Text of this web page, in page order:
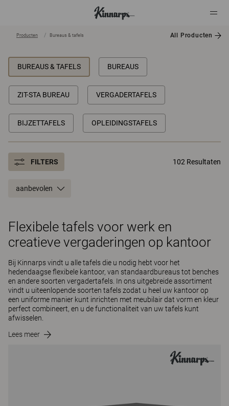
Producten Bureaus & tafels All Producten
BUREAUS & TAFELS BUREAUS
ZIT-STA BUREAU VERGADERTAFELS
BIJZETTAFELS OPLEIDINGSTAFELS
FILTERS 102 Resultaten
aanbevolen
Flexibele tafels voor werk en
creatieve vergaderingen op kantoor
Bij Kinnarps vindt u alle tafels die u nodig hebt voor het
hedendaagse flexibele kantoor, van standaardbureaus tot benches
en andere soorten vergadertafels. In ons uitgebreide assortiment
vindt u uiteenlopende soorten tafels zodat u heel uw kantoor op
een uniforme manier kunt inrichten met meubilair dat vorm en kleur
perfect combineert, en u de functionaliteit van uw tafels kunt
afwisselen.
Lees meer